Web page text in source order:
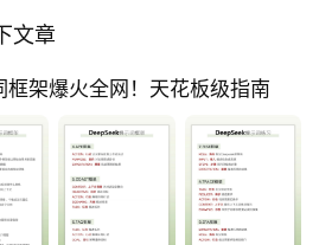
文章
框架爆火全网！天花板级指南